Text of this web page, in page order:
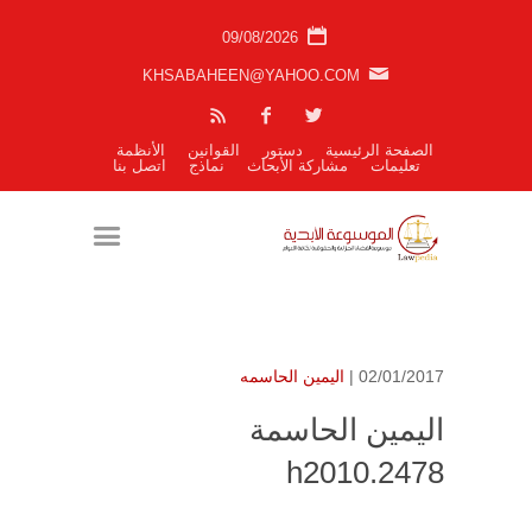
09/08/2026
KHSABAHEEN@YAHOO.COM
الصفحة الرئيسية دستور القوانين
الأنظمة
تعليمات
مشاركة الأبحاث نماذج اتصل بنا
02/01/2017 | اليمين الحاسمه
اليمين الحاسمة
h2010.2478